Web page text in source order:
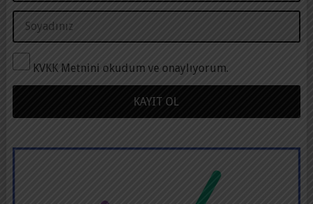
KVKK Metnini okudum ve onaylıyorum.